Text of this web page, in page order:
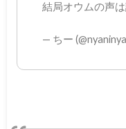
結局オウムの声
— ちー